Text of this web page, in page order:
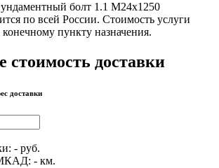
болт 1.1 М24х1250
по всей России. Стоимость услуги
конечному пункту назначения.
стоимость доставки
доставки
- руб.
МКАД: - км.